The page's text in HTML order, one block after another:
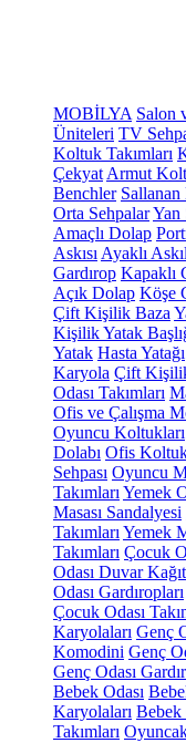
MOBİLYA Salon
Üniteleri TV
Koltuk Takımları
Çekyat Armut
Benchler
Orta SehpalarYan
Amaçlı Dolap
Askısı Ayaklı
Gardırop Kapaklı
Açık Dolap Köşe
Çift Kişilik Baza
Kişilik Yatak
Yatak Hasta Yatağı
Karyola Çift
Odası Takımları
Ofis ve Çalışma
Oyuncu Koltukları
Dolabı Ofis
Sehpası Oyuncu
Takımları Yemek
Masası Sandalyesi
Takımları Yemek
Takımları Çocuk
Odası Duvar
Odası Gardıropları
Çocuk Odası
Karyolaları Genç
Komodini Genç
Genç Odası
Bebek Odası
Karyolaları Bebek
Takımları